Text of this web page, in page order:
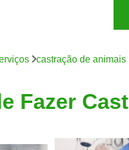
castração de animais
Fazer